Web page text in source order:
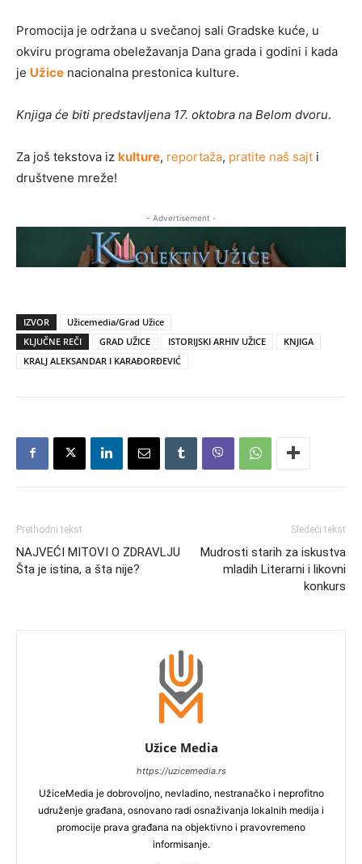
Promocija je održana u svečanoj sali Gradske kuće, u
okviru programa obeležavanja Dana grada i godini i kada
je Užice nacionalna prestonica kulture.
Knjiga će biti predstavljena 17. oktobra na Belom dvoru.
Za još tekstova iz kulture, reportaža, pratite naš sajt i
društvene mreže!
- Advertisement -
IZVOR
Užicemedia/Grad Užice
KLJUČNE REČI
GRAD UŽICE ISTORIJSKI ARHIV UŽICE
KNJIGA
KRALJ ALEKSANDAR I KARAĐORĐEVIĆ
Prethodni tekst
NAJVEĆI MITOVI O ZDRAVLJU
Šta je istina, a šta nije?
Sledeći tekst
Mudrosti starih za iskustva
mladih Literarni i likovni
konkurs
Užice Media
https://uzicemedia.rs
UžiceMedia je dobrovoljno, nevladino, nestranačko i neprofitno
udruženje građana, osnovano radi osnaživanja lokalnih medija i
promocije prava građana na objektivno i pravovremeno
informisanje.